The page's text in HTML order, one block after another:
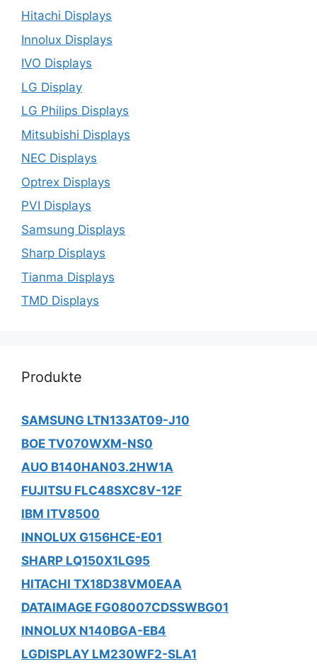
Hitachi Displays
Innolux Displays
IVO Displays
LG Display
LG Philips Displays
Mitsubishi Displays
NEC Displays
Optrex Displays
PVI Displays
Samsung Displays
Sharp Displays
Tianma Displays
TMD Displays
Produkte
SAMSUNG LTN133AT09-J10
BOE TV070WXM-NS0
AUO B140HAN03.2HW1A
FUJITSU FLC48SXC8V-12F
IBM ITV8500
INNOLUX G156HCE-E01
SHARP LQ150X1LG95
HITACHI TX18D38VM0EAA
DATAIMAGE FG08007CDSSWBG01
INNOLUX N140BGA-EB4
LGDISPLAY LM230WF2-SLA1